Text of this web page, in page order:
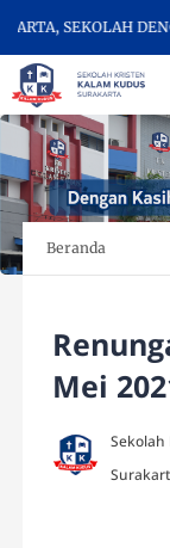
SEKOLAH
Beranda
Mei